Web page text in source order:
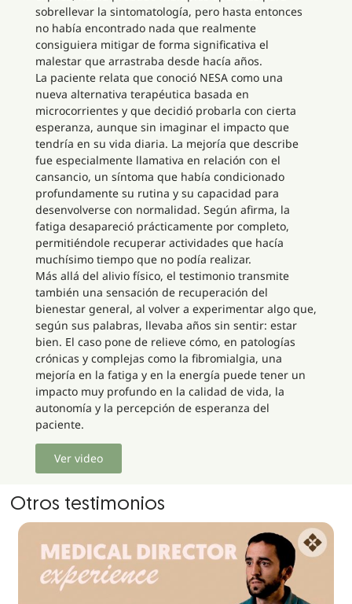
sobrellevar la sintomatología, pero hasta entonces
no había encontrado nada que realmente
consiguiera mitigar de forma significativa el
malestar que arrastraba desde hacía años.
La paciente relata que conoció NESA como una
nueva alternativa terapéutica basada en
microcorrientes y que decidió probarla con cierta
esperanza, aunque sin imaginar el impacto que
tendría en su vida diaria. La mejoría que describe
fue especialmente llamativa en relación con el
cansancio, un síntoma que había condicionado
profundamente su rutina y su capacidad para
desenvolverse con normalidad. Según afirma, la
fatiga desapareció prácticamente por completo,
permitiéndole recuperar actividades que hacía
muchísimo tiempo que no podía realizar.
Más allá del alivio físico, el testimonio transmite
también una sensación de recuperación del
bienestar general, al volver a experimentar algo que,
según sus palabras, llevaba años sin sentir: estar
bien. El caso pone de relieve cómo, en patologías
crónicas y complejas como la fibromialgia, una
mejoría en la fatiga y en la energía puede tener un
impacto muy profundo en la calidad de vida, la
autonomía y la percepción de esperanza del
paciente.
Ver video
Otros testimonios